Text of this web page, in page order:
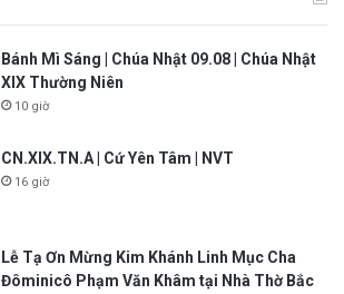
Bánh Mì Sáng | Chúa Nhật 09.08 | Chúa Nhật
XIX Thường Niên
10 giờ
CN.XIX.TN.A | Cứ Yên Tâm | NVT
16 giờ
Lễ Tạ Ơn Mừng Kim Khánh Linh Mục Cha
Đôminicô Phạm Văn Khâm tại Nhà Thờ Bắc